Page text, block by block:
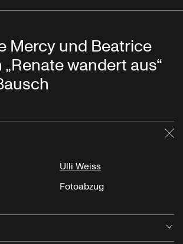
Mercy und Beatrice
wandert aus“
Ulli Weiss
Fotoabzug